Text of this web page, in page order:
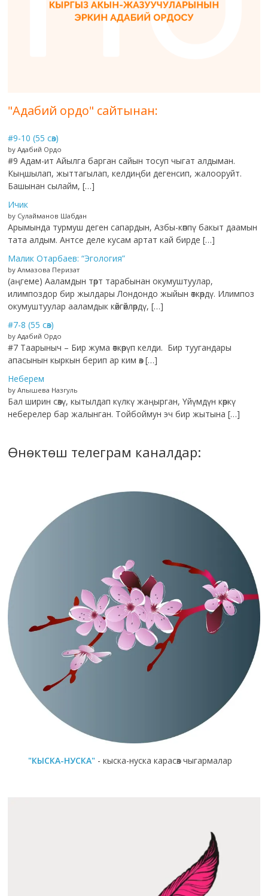
"Адабий ордо" сайтынан:
#9-10 (55 сөз)
by Адабий Ордо
#9 Адам-ит Айылга барган сайын тосуп чыгат алдыман.
Кыңшылап, жыттагылап, келдиңби дегенсип, жалооруйт.
Башынан сылайм, […]
Ичик
by Сулайманов Шабдан
Арымында турмуш деген сапардын, Азбы-көппү бакыт даамын
тата алдым. Антсе деле кусам артат кай бирде […]
Малик Отарбаев: “Эгология”
by Алмазова Перизат
(аңгеме) Ааламдын төрт тарабынан окумуштуулар,
илимпоздор бир жылдары Лондондо жыйын өткөрдү. Илимпоз
окумуштуулар ааламдык көйгөйлөрдү, […]
#7-8 (55 сөз)
by Адабий Ордо
#7 Таарыныч – Бир жума өткөрүп келди. Бир туугандары
апасынын кыркын берип ар ким өз […]
Неберем
by Апышева Назгуль
Бал ширин сөзү, кытылдап күлкү жаңырган, Үйүмдүн көркү
неберелер бар жалынган. Тойбоймун эч бир жытына […]
Өнөктөш телеграм каналдар:
"КЫСКА-НУСКА" - кыска-нуска карасөз чыгармалар